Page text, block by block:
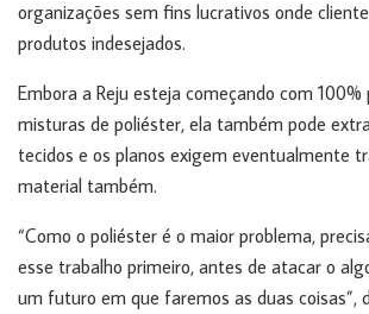
organizações sem fins lucrativos onde
produtos indesejados.
Embora a Reju esteja começando com 100%
misturas de poliéster, ela também pode
tecidos e os planos exigem eventualmente
material também.
“Como o poliéster é o maior problema,
esse trabalho primeiro, antes de atacar o
um futuro em que faremos as duas coisas”,